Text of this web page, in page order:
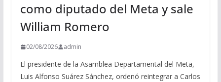
como diputado del Meta y sale
William Romero
02/08/2026 admin
El presidente de la Asamblea Departamental del Meta,
Luis Alfonso Suárez Sánchez, ordenó reintegrar a Carlos